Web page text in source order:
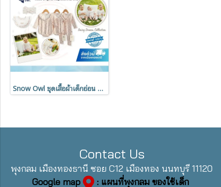
Snow Owl ชุดเสื้อผ้าเด็กอ่อน Daisy Dream Collection ผ้าใยไผ่พรีเมี่ยม พร้อม Original Magnetbric (0-6m)
Contact Us
พุงกลม เมืองทองธานี ซอย C12 เมืองทอง นนทบุรี 11120
Google map
: แผนที่พุงกลม ของใช้เด็ก